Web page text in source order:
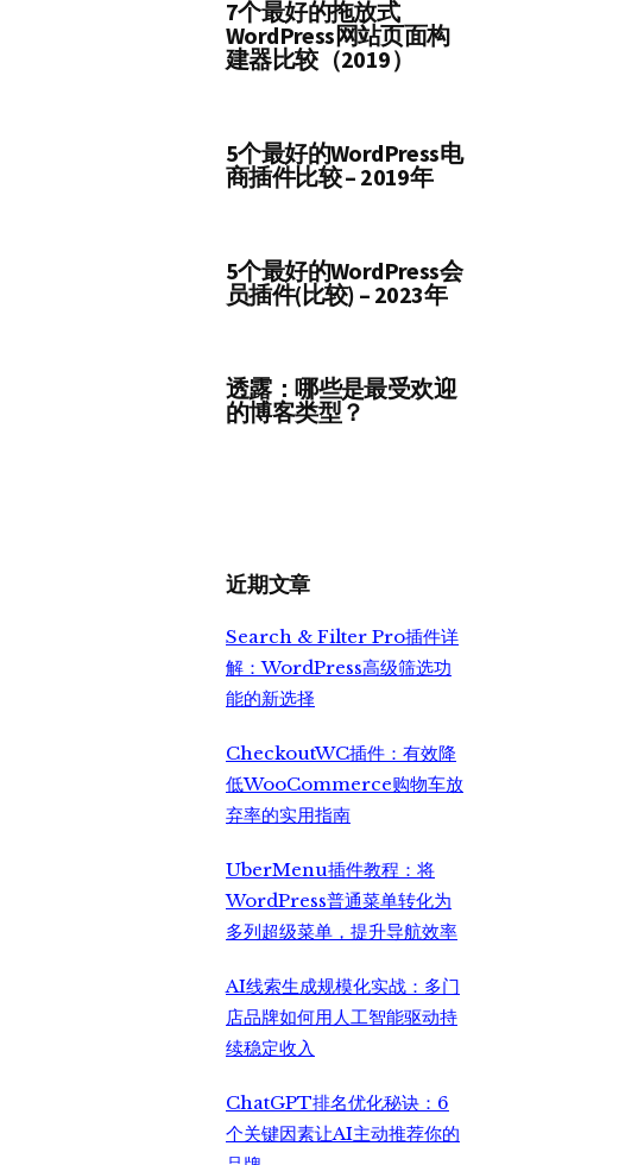
7个最好的拖放式
WordPress网站页面构
建器比较（2019）
5个最好的WordPress电
商插件比较 – 2019年
5个最好的WordPress会
员插件(比较) – 2023年
透露：哪些是最受欢迎
的博客类型？
近期文章
Search & Filter Pro插件详
解：WordPress高级筛选功
能的新选择
CheckoutWC插件：有效降
低WooCommerce购物车放
弃率的实用指南
UberMenu插件教程：将
WordPress普通菜单转化为
多列超级菜单，提升导航效率
AI线索生成规模化实战：多门
店品牌如何用人工智能驱动持
续稳定收入
ChatGPT排名优化秘诀：6
个关键因素让AI主动推荐你的